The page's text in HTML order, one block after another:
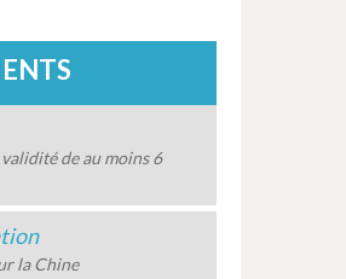
de au moins 6
la Chine